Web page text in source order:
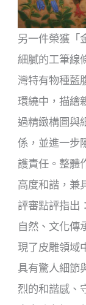
另一件榮獲「
細膩的工筆線
灣特有物種藍
環繞中，描繪
過精緻構圖與
係，並進一步
護責任。整體
高度和諧，兼
評審點評指出
自然、文化傳
現了皮雕領域
具有驚人細節
烈的和諧感、